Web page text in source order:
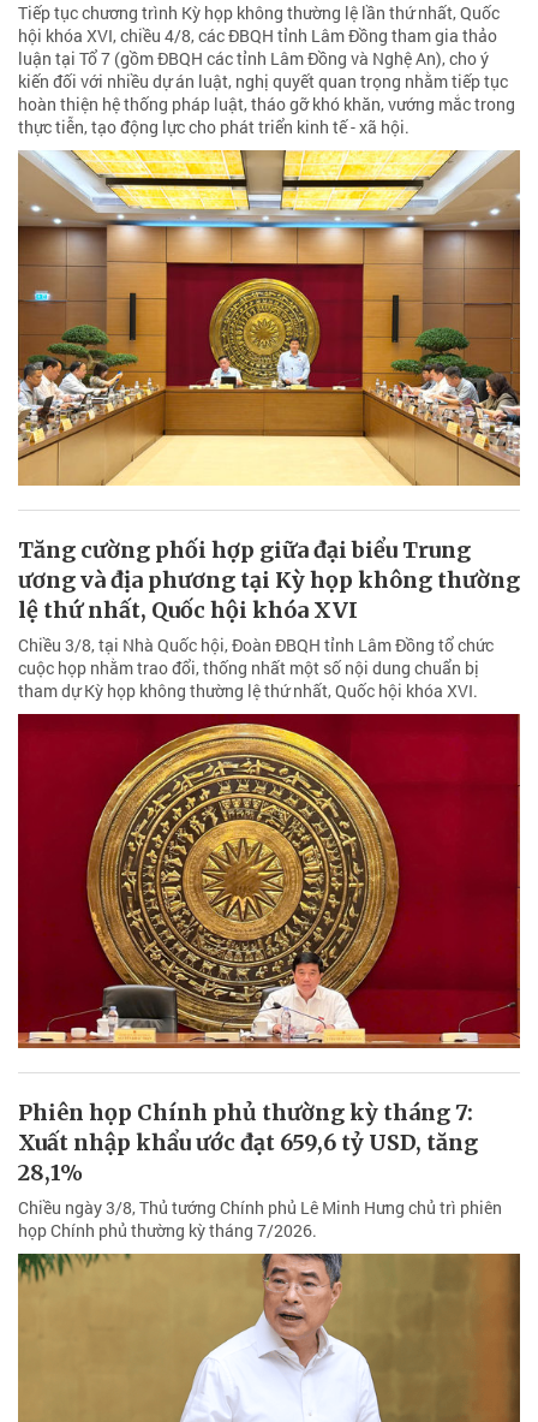
Tiếp tục chương trình Kỳ họp không thường lệ lần thứ nhất, Quốc
hội khóa XVI, chiều 4/8, các ĐBQH tỉnh Lâm Đồng tham gia thảo
luận tại Tổ 7 (gồm ĐBQH các tỉnh Lâm Đồng và Nghệ An), cho ý
kiến đối với nhiều dự án luật, nghị quyết quan trọng nhằm tiếp tục
hoàn thiện hệ thống pháp luật, tháo gỡ khó khăn, vướng mắc trong
thực tiễn, tạo động lực cho phát triển kinh tế - xã hội.
Tăng cường phối hợp giữa đại biểu Trung
ương và địa phương tại Kỳ họp không thường
lệ thứ nhất, Quốc hội khóa XVI
Chiều 3/8, tại Nhà Quốc hội, Đoàn ĐBQH tỉnh Lâm Đồng tổ chức
cuộc họp nhằm trao đổi, thống nhất một số nội dung chuẩn bị
tham dự Kỳ họp không thường lệ thứ nhất, Quốc hội khóa XVI.
Phiên họp Chính phủ thường kỳ tháng 7:
Xuất nhập khẩu ước đạt 659,6 tỷ USD, tăng
28,1%
Chiều ngày 3/8, Thủ tướng Chính phủ Lê Minh Hưng chủ trì phiên
họp Chính phủ thường kỳ tháng 7/2026.